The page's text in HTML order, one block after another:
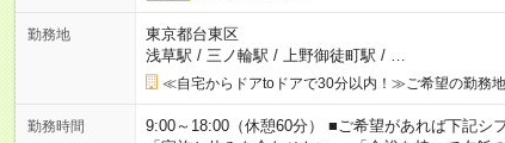
勤務地
東京都台東区
浅草駅 / 三ノ輪駅 / 上野御徒町駅 /
≪自宅からドアtoドアで30分以内！≫ご希望の勤務地
勤務時間
9:00～18:00（休憩60分） ■ご希望があれば下記シ